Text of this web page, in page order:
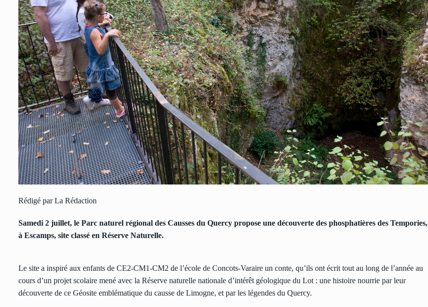
Rédigé par La Rédaction
Samedi 2 juillet, le Parc naturel régional des Causses du Quercy propose une découverte des phosphatières des Tempories,
à Escamps, site classé en Réserve Naturelle.
Le site a inspiré aux enfants de CE2-CM1-CM2 de l’école de Concots-Varaire un conte, qu’ils ont écrit tout au long de l’année au
cours d’un projet scolaire mené avec la Réserve naturelle nationale d’intérêt géologique du Lot : une histoire nourrie par leur
découverte de ce Géosite emblématique du causse de Limogne, et par les légendes du Quercy.